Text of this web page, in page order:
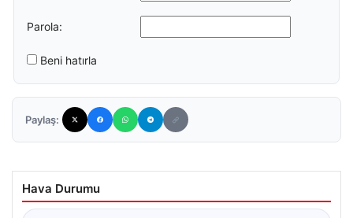
Parola:
Beni hatırla
Paylaş:
Hava Durumu